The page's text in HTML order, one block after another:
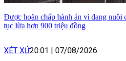
Được hoãn chấp hành án vì đang nuôi
tục lừa hơn 900 triệu đồng
XÉT XỬ20:01 07/08/2026